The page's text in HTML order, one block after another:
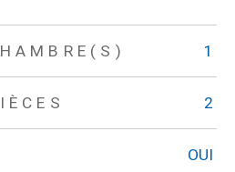
1
2
OUI